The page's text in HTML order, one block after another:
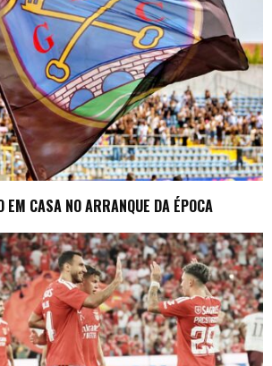
EM CASA NO ARRANQUE DA ÉPOCA